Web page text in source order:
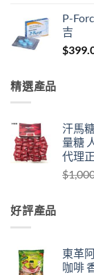
P-
吉
$
精選產品
汗馬
量糖
代理
$
好評產品
東革
咖啡